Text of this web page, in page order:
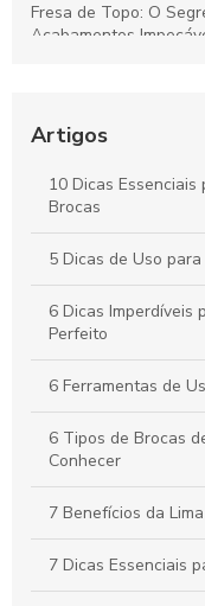
Fresa de Topo: O
Acabamentos
usinagem moderna
Descubra como o
surpreender você!
Artigos
10 Dicas
Brocas
5 Dicas de Uso
6 Dicas Imperdíveis
Perfeito
6 Ferramentas de
6 Tipos de Brocas
Conhecer
7 Benefícios da
7 Dicas Essenciais